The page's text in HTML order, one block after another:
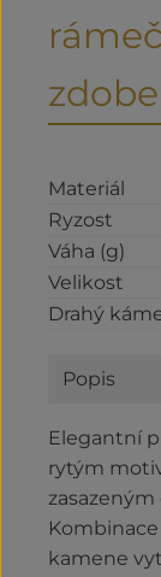
Materiál
Ryzost
Váha (g)
Velikost
Drahý
Popis
Elegantní
rytým
kamene